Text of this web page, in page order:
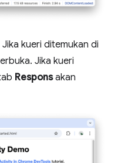
kueri ditemukan di
Jika kueri
Responsakan